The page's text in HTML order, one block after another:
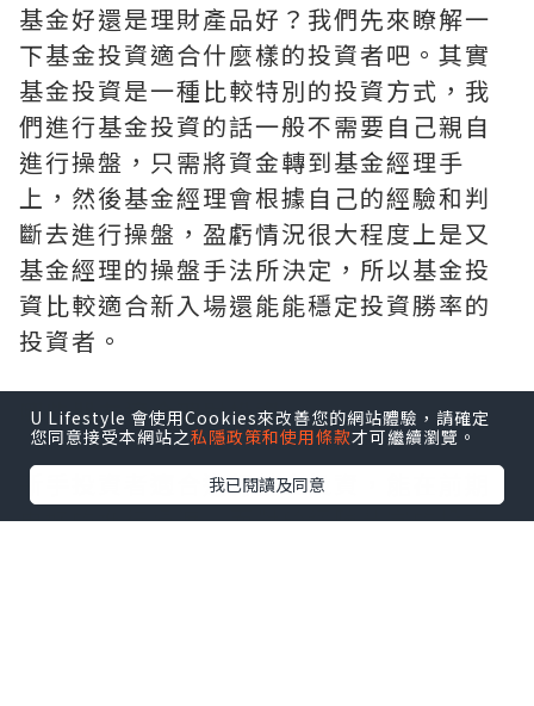
基金好還是理財產品好？我們先來瞭解一
下基金投資適合什麼樣的投資者吧。其實
基金投資是一種比較特別的投資方式，我
們進行基金投資的話一般不需要自己親自
進行操盤，只需將資金轉到基金經理手
上，然後基金經理會根據自己的經驗和判
斷去進行操盤，盈虧情況很大程度上是又
基金經理的操盤手法所決定，所以基金投
資比較適合新入場還能能穩定投資勝率的
投資者。
哪些朋友適合理財投資
新手投資者適合進行基金投資，能在前期
更好的進行過渡。而對於經驗豐富的投資
U Lifestyle 會使用Cookies來改善您的網站體驗，請確定
您同意接受本網站之私隱政策和使用條款才可繼續瀏覽。
我已閱讀及同意